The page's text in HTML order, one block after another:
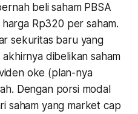
beli saham PBSA
Rp320 per saham.
sekuritas baru yang
dibelikan saham
oke (plan-nya
Dengan porsi modal
saham yang market cap